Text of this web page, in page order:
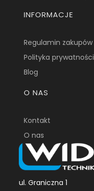
INFORMACJE
Regulamin zakupów
Polityka prywatności
Blog
O NAS
Kontakt
O nas
ul. Graniczna 1